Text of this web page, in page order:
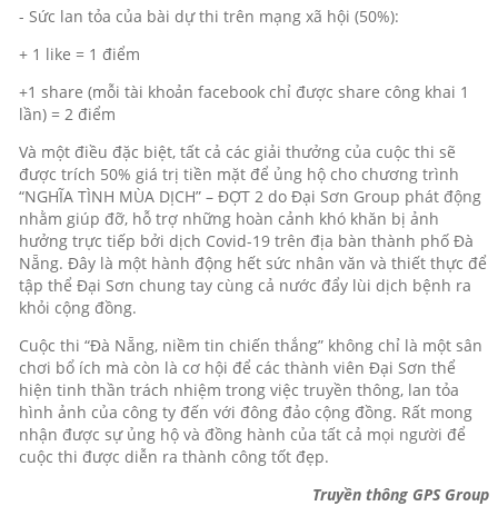
- Sức lan tỏa của bài dự thi trên mạng xã hội (50%):
+ 1 like = 1 điểm
+1 share (mỗi tài khoản facebook chỉ được share công khai 1
lần) = 2 điểm
Và một điều đặc biệt, tất cả các giải thưởng của cuộc thi sẽ
được trích 50% giá trị tiền mặt để ủng hộ cho chương trình
“NGHĨA TÌNH MÙA DỊCH” – ĐỢT 2 do Đại Sơn Group phát động
nhằm giúp đỡ, hỗ trợ những hoàn cảnh khó khăn bị ảnh
hưởng trực tiếp bởi dịch Covid-19 trên địa bàn thành phố Đà
Nẵng. Đây là một hành động hết sức nhân văn và thiết thực để
tập thể Đại Sơn chung tay cùng cả nước đẩy lùi dịch bệnh ra
khỏi cộng đồng.
Cuộc thi “Đà Nẵng, niềm tin chiến thắng” không chỉ là một sân
chơi bổ ích mà còn là cơ hội để các thành viên Đại Sơn thể
hiện tinh thần trách nhiệm trong việc truyền thông, lan tỏa
hình ảnh của công ty đến với đông đảo cộng đồng. Rất mong
nhận được sự ủng hộ và đồng hành của tất cả mọi người để
cuộc thi được diễn ra thành công tốt đẹp.
Truyền thông GPS Group